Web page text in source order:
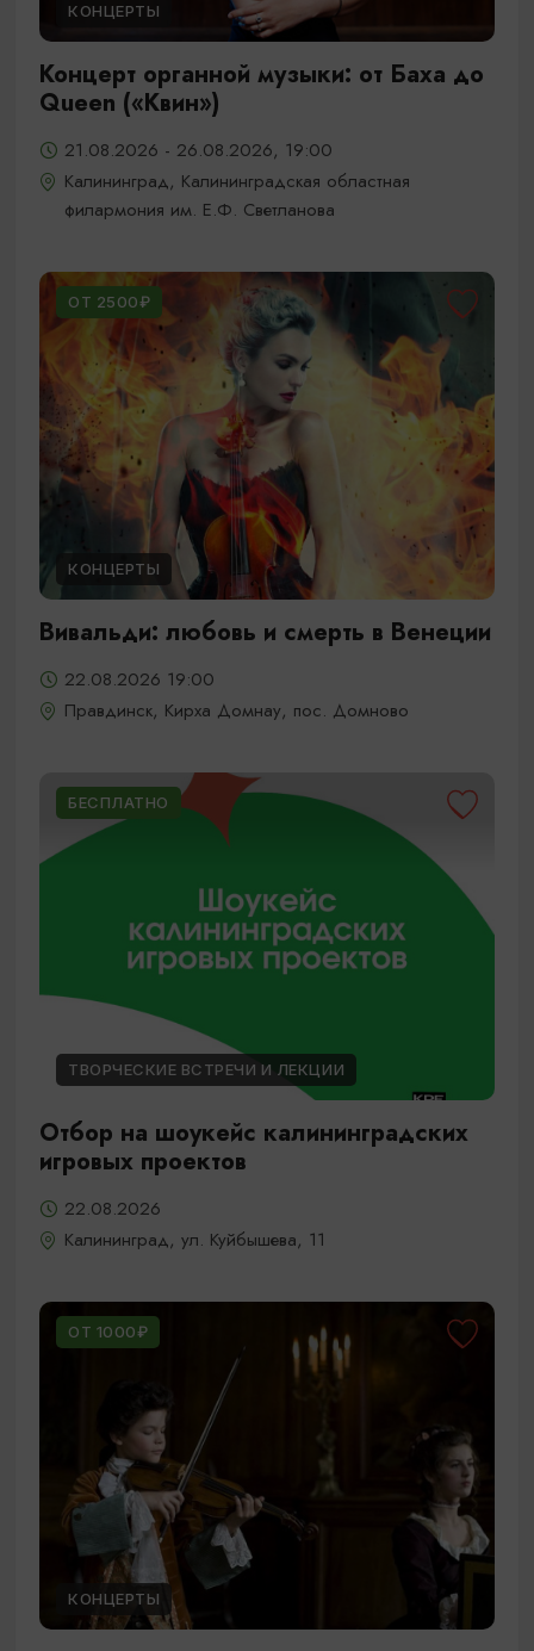
КОНЦЕРТЫ
Концерт органной музыки: от Баха до
Queen («Квин»)
21.08.2026 - 26.08.2026, 19:00
Калининград, Калининградская областная
филармония им. Е.Ф. Светланова
ОТ 2500₽
КОНЦЕРТЫ
Вивальди: любовь и смерть в Венеции
22.08.2026 19:00
Правдинск, Кирха Домнау, пос. Домново
БЕСПЛАТНО
ТВОРЧЕСКИЕ ВСТРЕЧИ И ЛЕКЦИИ
Отбор на шоукейс калининградских
игровых проектов
22.08.2026
Калининград, ул. Куйбышева, 11
ОТ 1000₽
КОНЦЕРТЫ